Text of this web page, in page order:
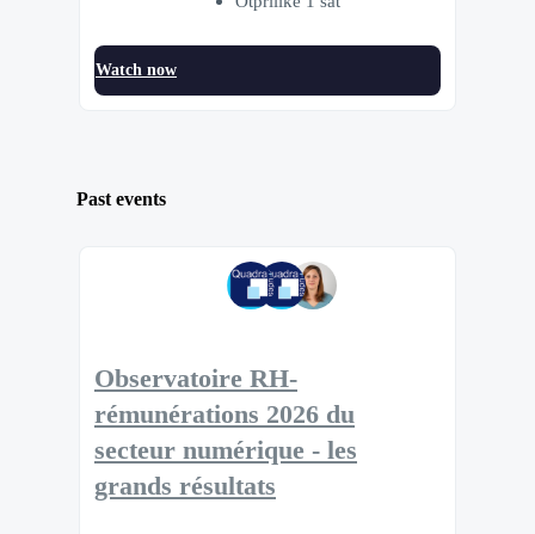
Watch now
Past events
Observatoire RH-
rémunérations 2026 du
secteur numérique - les
grands résultats